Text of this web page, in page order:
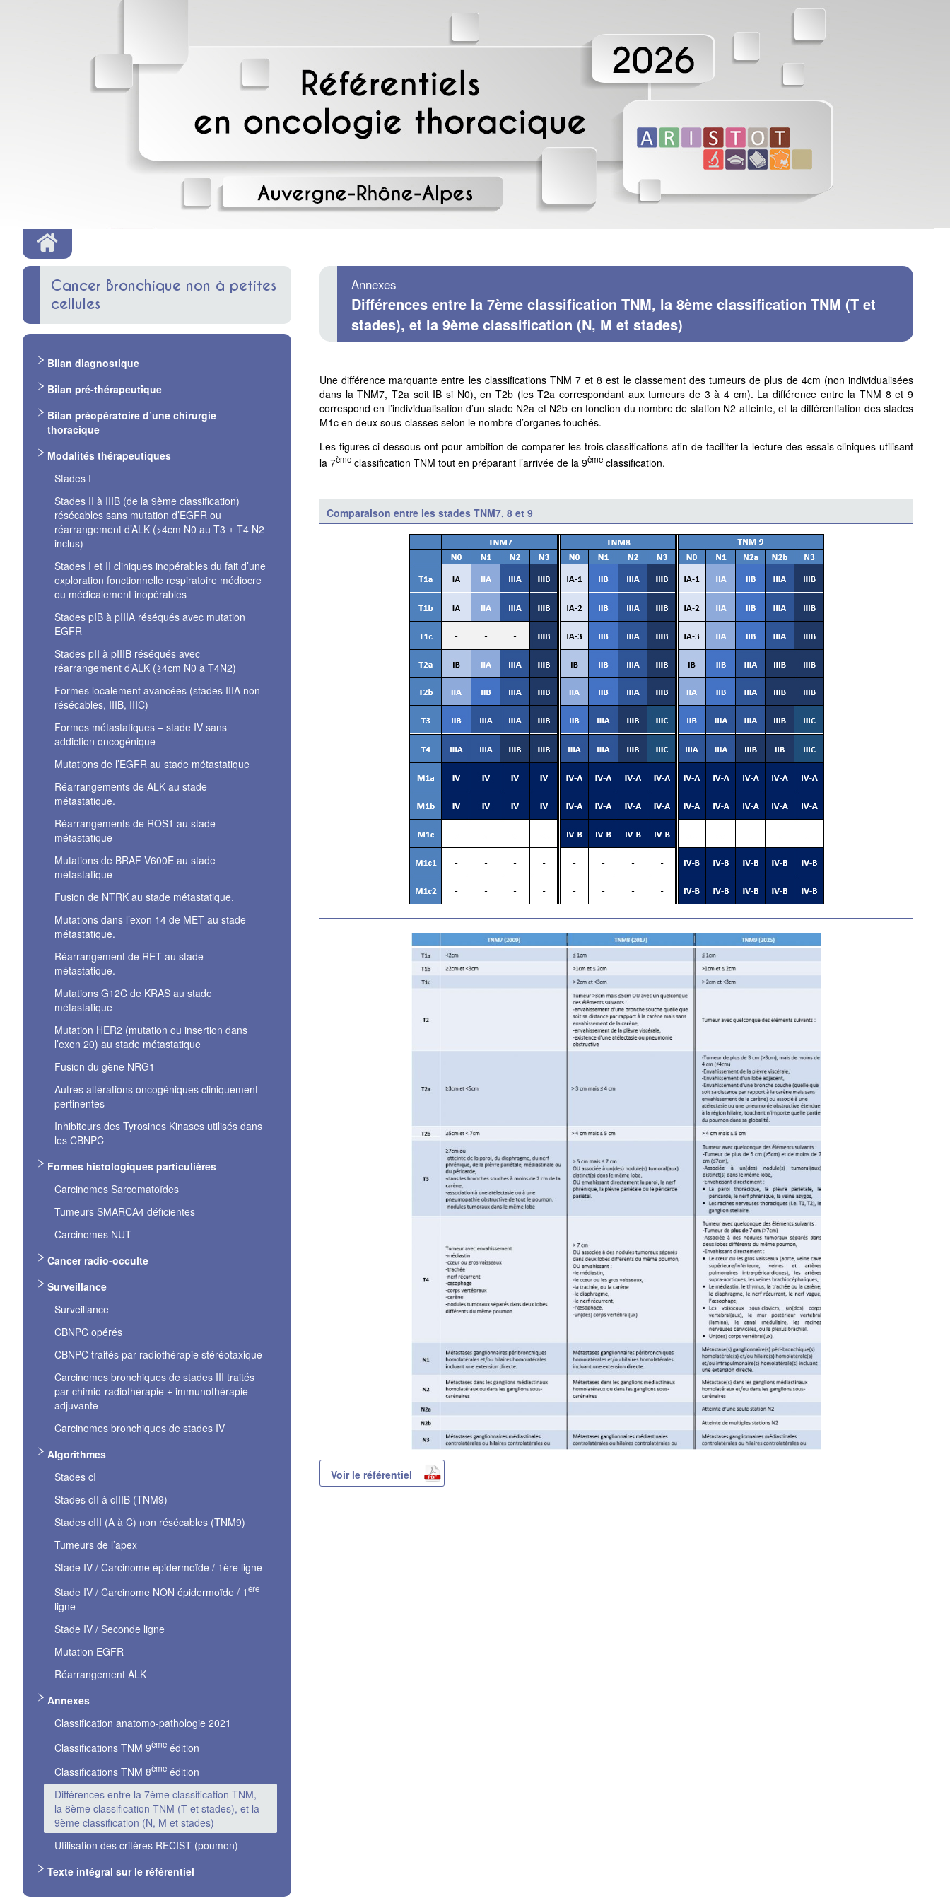
Cancer Bronchique non à petites
cellules
Bilan diagnostique
Bilan pré-thérapeutique
Bilan préopératoire d’une chirurgie
thoracique
Modalités thérapeutiques
Stades I
Stades II à IIIB (de la 9ème classification)
résécables sans mutation d’EGFR ou
réarrangement d’ALK (>4cm N0 au T3 ± T4 N2
inclus)
Stades I et II cliniques inopérables du fait d’une
exploration fonctionnelle respiratoire médiocre
ou médicalement inopérables
Stades pIB à pIIIA réséqués avec mutation
EGFR
Stades pII à pIIIB réséqués avec
réarrangement d’ALK (≥4cm N0 à T4N2)
Formes localement avancées (stades IIIA non
résécables, IIIB, IIIC)
Formes métastatiques – stade IV sans
addiction oncogénique
Mutations de l’EGFR au stade métastatique
Réarrangements de ALK au stade
métastatique.
Réarrangements de ROS1 au stade
métastatique
Mutations de BRAF V600E au stade
métastatique
Fusion de NTRK au stade métastatique.
Mutations dans l’exon 14 de MET au stade
métastatique.
Réarrangement de RET au stade
métastatique.
Mutations G12C de KRAS au stade
métastatique
Mutation HER2 (mutation ou insertion dans
l’exon 20) au stade métastatique
Fusion du gène NRG1
Autres altérations oncogéniques cliniquement
pertinentes
Inhibiteurs des Tyrosines Kinases utilisés dans
les CBNPC
Formes histologiques particulières
Carcinomes Sarcomatoïdes
Tumeurs SMARCA4 déficientes
Carcinomes NUT
Cancer radio-occulte
Surveillance
Surveillance
CBNPC opérés
CBNPC traités par radiothérapie stéréotaxique
Carcinomes bronchiques de stades III traités
par chimio-radiothérapie ± immunothérapie
adjuvante
Carcinomes bronchiques de stades IV
Algorithmes
Stades cI
Stades cII à cIIIB (TNM9)
Stades cIII (A à C) non résécables (TNM9)
Tumeurs de l’apex
Stade IV / Carcinome épidermoïde / 1ère ligne
Stade IV / Carcinome NON épidermoïde / 1ère
ligne
Stade IV / Seconde ligne
Mutation EGFR
Réarrangement ALK
Annexes
Classification anatomo-pathologie 2021
Classifications TNM 9ème édition
Classifications TNM 8ème édition
Différences entre la 7ème classification TNM,
la 8ème classification TNM (T et stades), et la
9ème classification (N, M et stades)
Utilisation des critères RECIST (poumon)
Texte intégral sur le référentiel
Annexes
Différences entre la 7ème classification TNM, la 8ème classification TNM (T et
stades), et la 9ème classification (N, M et stades)
Une différence marquante entre les classifications TNM 7 et 8 est le classement des tumeurs de plus de 4cm (non individualisées
dans la TNM7, T2a soit IB si N0), en T2b (les T2a correspondant aux tumeurs de 3 à 4 cm). La différence entre la TNM 8 et 9
correspond en l’individualisation d’un stade N2a et N2b en fonction du nombre de station N2 atteinte, et la différentiation des stades
M1c en deux sous-classes selon le nombre d’organes touchés.
Les figures ci-dessous ont pour ambition de comparer les trois classifications afin de faciliter la lecture des essais cliniques utilisant
la 7ème classification TNM tout en préparant l’arrivée de la 9ème classification.
Comparaison entre les stades TNM7, 8 et 9
Voir le référentiel